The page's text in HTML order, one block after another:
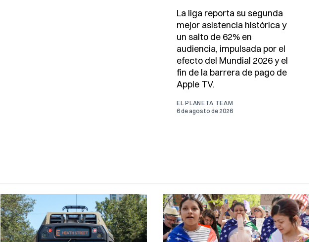
La liga reporta su segunda
mejor asistencia histórica y
un salto de 62% en
audiencia, impulsada por el
efecto del Mundial 2026 y el
fin de la barrera de pago de
Apple TV.
EL PLANETA TEAM
6 de agosto de 2026